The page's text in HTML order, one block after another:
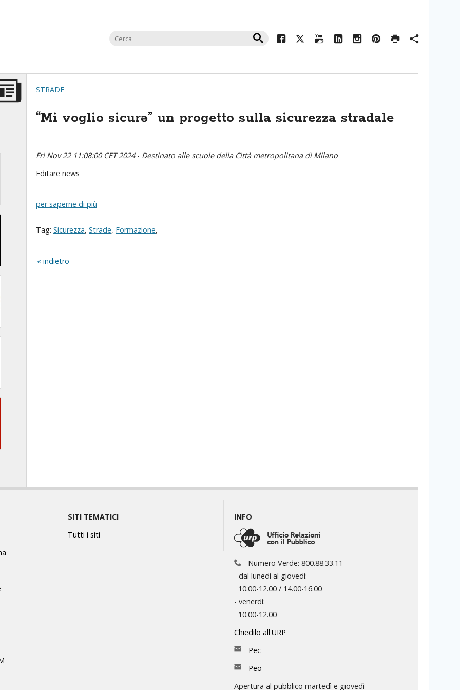
STRADE
“Mi voglio sicurə” un progetto sulla sicurezza stradale
Fri Nov 22 11:08:00 CET 2024- Destinato alle scuole della Città metropolitana di Milano
Editare news
per saperne di più
Tag: Sicurezza, Strade, Formazione,
indietro
SITI TEMATICI
Tutti i siti
INFO
Numero Verde: 800.88.33.11
- dal lunedì al giovedì:
10.00-12.00 / 14.00-16.00
- venerdì:
10.00-12.00
Chiedilo all'URP
Pec
Peo
Apertura al pubblico martedì e giovedì